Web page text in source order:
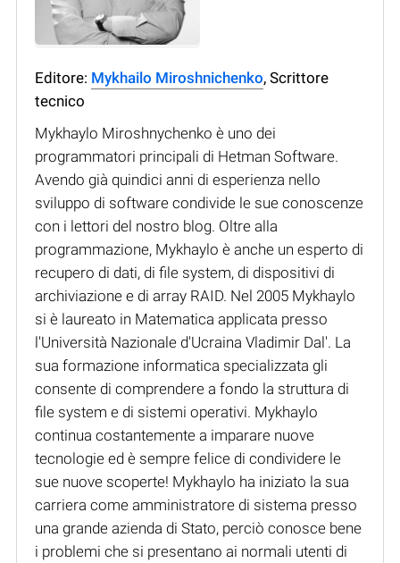
Editore: Mykhailo Miroshnichenko, Scrittore
tecnico
Mykhaylo Miroshnychenko è uno dei
programmatori principali di Hetman Software.
Avendo già quindici anni di esperienza nello
sviluppo di software condivide le sue conoscenze
con i lettori del nostro blog. Oltre alla
programmazione, Mykhaylo è anche un esperto di
recupero di dati, di file system, di dispositivi di
archiviazione e di array RAID. Nel 2005 Mykhaylo
si è laureato in Matematica applicata presso
l'Università Nazionale d'Ucraina Vladimir Dal'. La
sua formazione informatica specializzata gli
consente di comprendere a fondo la struttura di
file system e di sistemi operativi. Mykhaylo
continua costantemente a imparare nuove
tecnologie ed è sempre felice di condividere le
sue nuove scoperte! Mykhaylo ha iniziato la sua
carriera come amministratore di sistema presso
una grande azienda di Stato, perciò conosce bene
i problemi che si presentano ai normali utenti di